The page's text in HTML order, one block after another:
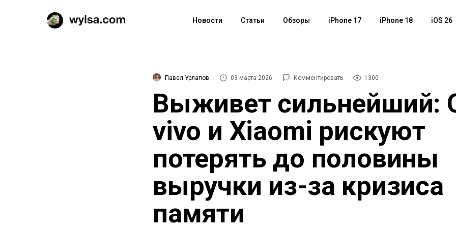
Новости Статьи Обзоры iPhone 17 iPhone 18 iOS 26
Павел Урлапов 03 марта 2026 Комментировать 1300
Выживет сильнейший:
vivo и Xiaomi рискуют
потерять до половины
выручки из-за кризиса
памяти